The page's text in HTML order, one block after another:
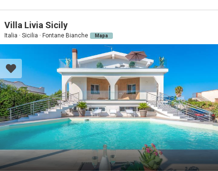
Villa Livia Sicily
Italia · Sicilia · Fontane Bianche Mapa